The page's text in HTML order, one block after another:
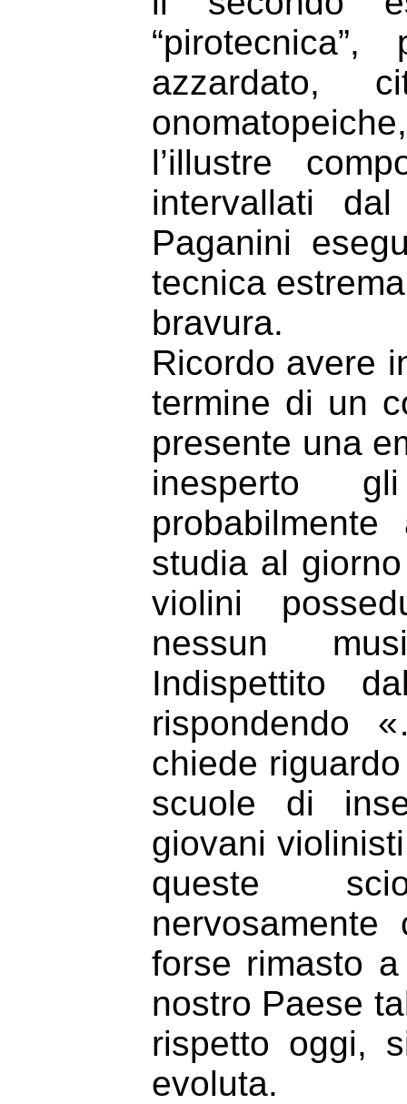
azzardato,
l’illustre
intervallati
Paganini
tecnica
bravura.
Ricordo avere
termine di un
presente una
inesperto
studia al
violini
nessun
Indispettito
rispondendo
chiede
scuole di
giovani
queste
nervosamente
forse rimasto
nostro Paese
rispetto oggi,
evoluta.